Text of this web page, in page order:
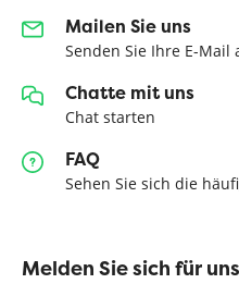
Mailen Sie uns
Senden Sie Ihre E-
Chatte mit uns
Chat starten
FAQ
Sehen Sie sich die
Melden Sie sich für